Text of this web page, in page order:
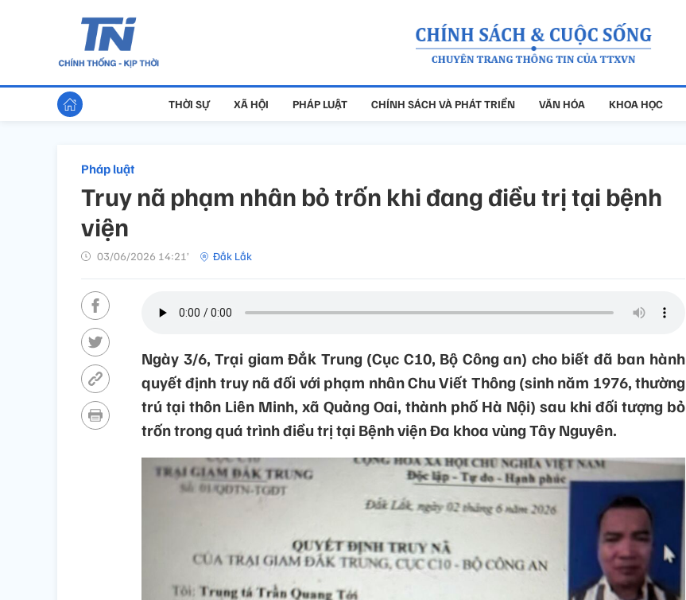
THỜI SỰ XÃ HỘI PHÁP LUẬT CHÍNH SÁCH VÀ PHÁT TRIỂN VĂN HÓA KHOA HỌC
Pháp luật
Truy nã phạm nhân bỏ trốn khi đang điều trị tại bệnh
viện
03/06/2026 14:21’ Đắk Lắk
Ngày 3/6, Trại giam Đắk Trung (Cục C10, Bộ Công an) cho biết đã ban hành
quyết định truy nã đối với phạm nhân Chu Viết Thông (sinh năm 1976, thường
trú tại thôn Liên Minh, xã Quảng Oai, thành phố Hà Nội) sau khi đối tượng bỏ
trốn trong quá trình điều trị tại Bệnh viện Đa khoa vùng Tây Nguyên.